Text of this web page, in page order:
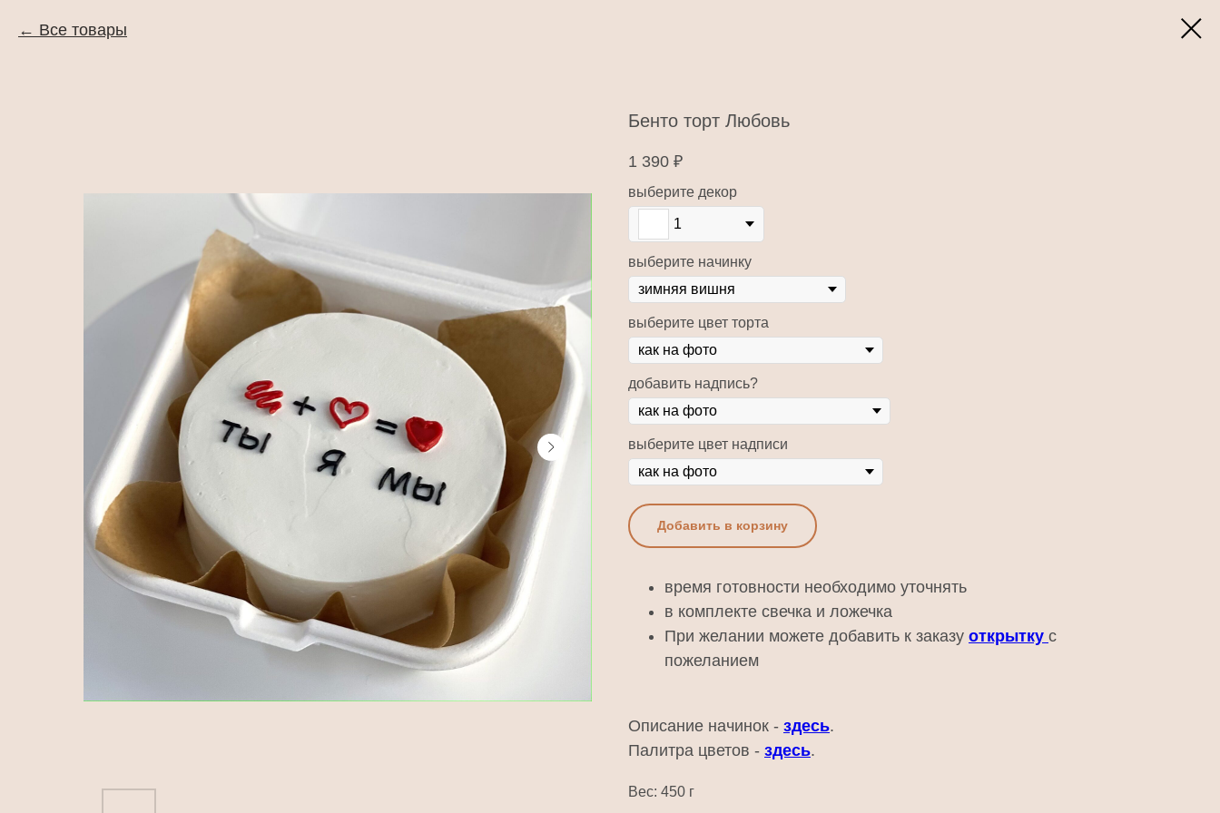
Все товары
Бенто торт Любовь
1 390 ₽
выберите декор
1
выберите начинку
выберите цвет торта
добавить надпись?
выберите цвет надписи
Добавить в корзину
время готовности необходимо уточнять
в комплекте свечка и ложечка
При желании можете добавить к заказу открытку с
пожеланием
Описание начинок - здесь.
Палитра цветов - здесь.
Вес: 450 г